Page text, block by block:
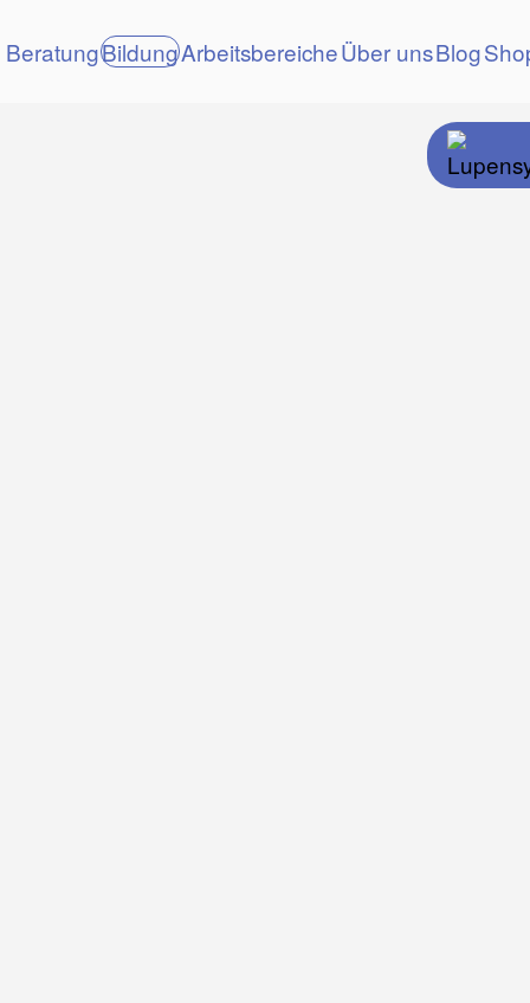
BeratungBildungArbeitsbereicheÜber unsBlog